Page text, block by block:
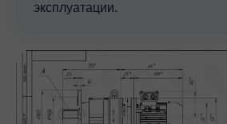
эксплуатации.